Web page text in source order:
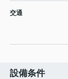
交通
設備条件